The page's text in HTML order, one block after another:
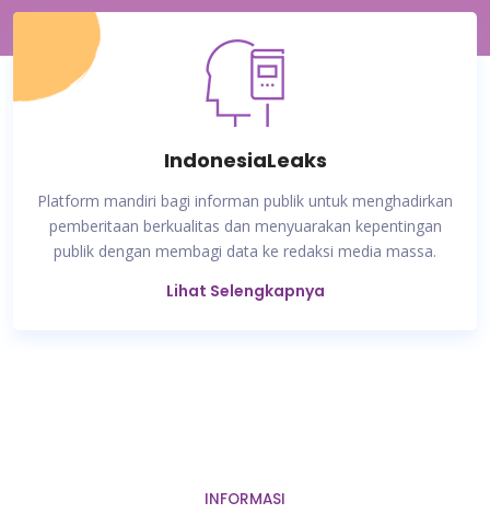
IndonesiaLeaks
Platform mandiri bagi informan publik untuk menghadirkan
pemberitaan berkualitas dan menyuarakan kepentingan
publik dengan membagi data ke redaksi media massa.
Lihat Selengkapnya
INFORMASI